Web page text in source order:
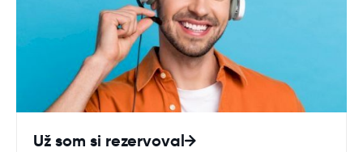
Už som si rezervoval